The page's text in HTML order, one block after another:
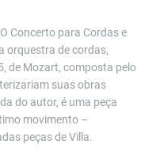
Concerto para Cordas e
orquestra de cordas,
de Mozart, composta pelo
suas obras
do autor, é uma peça
movimento –
peças de Villa.